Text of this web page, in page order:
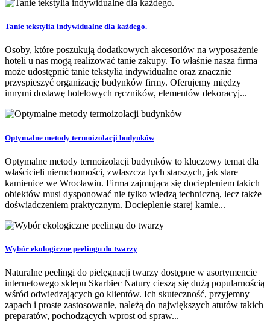
Tanie tekstylia indywidualne dla każdego.
Osoby, które poszukują dodatkowych akcesoriów na wyposażenie
hoteli u nas mogą realizować tanie zakupy. To właśnie nasza firma
może udostępnić tanie tekstylia indywidualne oraz znacznie
przyspieszyć organizację budynków firmy. Oferujemy między
innymi dostawę hotelowych ręczników, elementów dekoracyj...
Optymalne metody termoizolacji budynków
Optymalne metody termoizolacji budynków to kluczowy temat dla
właścicieli nieruchomości, zwłaszcza tych starszych, jak stare
kamienice we Wrocławiu. Firma zajmująca się dociepleniem takich
obiektów musi dysponować nie tylko wiedzą techniczną, lecz także
doświadczeniem praktycznym. Docieplenie starej kamie...
Wybór ekologiczne peelingu do twarzy
Naturalne peelingi do pielęgnacji twarzy dostępne w asortymencie
internetowego sklepu Skarbiec Natury cieszą się dużą popularnością
wśród odwiedzających go klientów. Ich skuteczność, przyjemny
zapach i proste zastosowanie, należą do największych atutów takich
preparatów, pochodzących wprost od spraw...